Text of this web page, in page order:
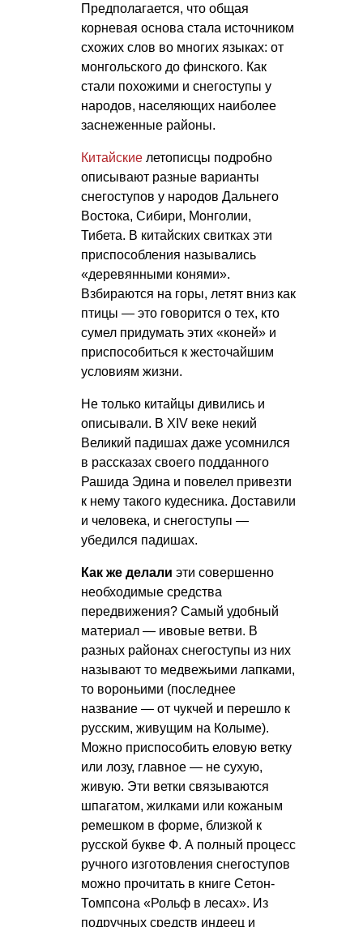
Предполагается, что общая
корневая основа стала источником
схожих слов во многих языках: от
монгольского до финского. Как
стали похожими и снегоступы у
народов, населяющих наиболее
заснеженные районы.
Китайские летописцы подробно
описывают разные варианты
снегоступов у народов Дальнего
Востока, Сибири, Монголии,
Тибета. В китайских свитках эти
приспособления назывались
«деревянными конями».
Взбираются на горы, летят вниз как
птицы — это говорится о тех, кто
сумел придумать этих «коней» и
приспособиться к жесточайшим
условиям жизни.
Не только китайцы дивились и
описывали. В XIV веке некий
Великий падишах даже усомнился
в рассказах своего подданного
Рашида Эдина и повелел привезти
к нему такого кудесника. Доставили
и человека, и снегоступы —
убедился падишах.
Как же делали эти совершенно
необходимые средства
передвижения? Самый удобный
материал — ивовые ветви. В
разных районах снегоступы из них
называют то медвежьими лапками,
то вороньими (последнее
название — от чукчей и перешло к
русским, живущим на Колыме).
Можно приспособить еловую ветку
или лозу, главное — не сухую,
живую. Эти ветки связываются
шпагатом, жилками или кожаным
ремешком в форме, близкой к
русской букве Ф. А полный процесс
ручного изготовления снегоступов
можно прочитать в книге Сетон-
Томпсона «Рольф в лесах». Из
подручных средств индеец и